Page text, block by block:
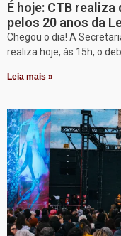
É hoje: CTB
pelos 20 anos da
Chegou o dia! A
realiza hoje, às 15h, o
Leia mais »